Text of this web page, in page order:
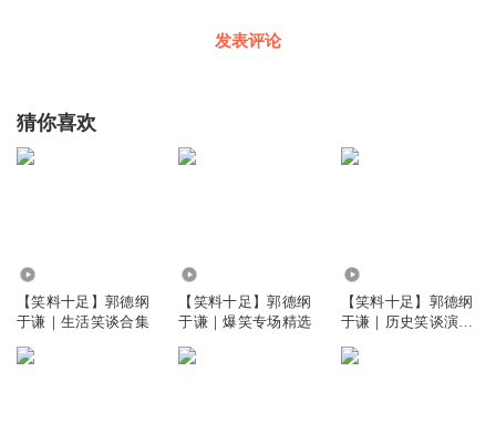
发表评论
猜你喜欢
【笑料十足】郭德纲
于谦｜生活笑谈合集
【笑料十足】郭德纲
于谦｜爆笑专场精选
【笑料十足】郭德纲
于谦｜历史笑谈演绎